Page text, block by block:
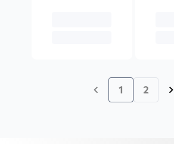
chevron_left 1 2 chevron_right